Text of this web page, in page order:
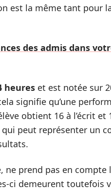
est la même tant pour
des admis dans
heures et est notée sur
signifie qu’une
obtient 16 à l’écrit et
peut représenter un
ne prend pas en compte
ci demeurent toutefois